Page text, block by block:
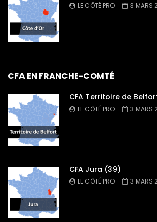
LE CÔTÉ PRO 3 MARS
CFA EN FRANCHE-COMTÉ
CFA Territoire de
LE CÔTÉ PRO 3 MARS
CFA Jura (39)
LE CÔTÉ PRO 3 MARS